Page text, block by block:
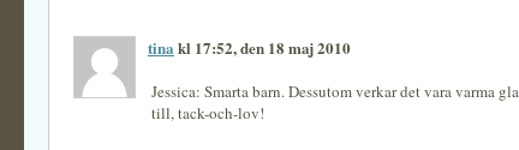
tina kl 17:52, den 18 maj 2010
Jessica: Smarta barn. Dessutom verkar det vara varma
till, tack-och-lov!